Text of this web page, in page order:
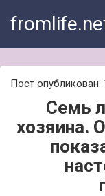
Пост опубликован:
Семь
хозяина.